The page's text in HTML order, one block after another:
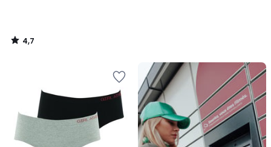
4,7
/
Nouveau
Livraison
en
Locker
Mondial
Relay